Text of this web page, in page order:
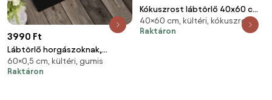
3990 Ft
Lábtörlő horgászoknak,
Lábtörlő horgászoknak
60×0,5 cm, kültéri, gumis
Raktáron
Kókuszrost lábtörlő 40x60 cm
Welcome Sausage Dog – Artsy
Doormats
40×60 cm, kültéri, kókuszrost
Raktáron